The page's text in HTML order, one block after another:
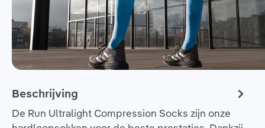
Beschrijving
De Run Ultralight Compression Socks zijn onze